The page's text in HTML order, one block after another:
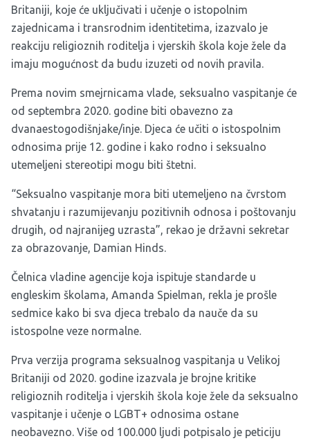
Britaniji, koje će uključivati i učenje o istopolnim
zajednicama i transrodnim identitetima, izazvalo je
reakciju religioznih roditelja i vjerskih škola koje žele da
imaju mogućnost da budu izuzeti od novih pravila.
Prema novim smejrnicama vlade, seksualno vaspitanje će
od septembra 2020. godine biti obavezno za
dvanaestogodišnjake/inje. Djeca će učiti o istospolnim
odnosima prije 12. godine i kako rodno i seksualno
utemeljeni stereotipi mogu biti štetni.
“Seksualno vaspitanje mora biti utemeljeno na čvrstom
shvatanju i razumijevanju pozitivnih odnosa i poštovanju
drugih, od najranijeg uzrasta”, rekao je državni sekretar
za obrazovanje, Damian Hinds.
Čelnica vladine agencije koja ispituje standarde u
engleskim školama, Amanda Spielman, rekla je prošle
sedmice kako bi sva djeca trebalo da nauče da su
istospolne veze normalne.
Prva verzija programa seksualnog vaspitanja u Velikoj
Britaniji od 2020. godine izazvala je brojne kritike
religioznih roditelja i vjerskih škola koje žele da seksualno
vaspitanje i učenje o LGBT+ odnosima ostane
neobavezno. Više od 100.000 ljudi potpisalo je peticiju